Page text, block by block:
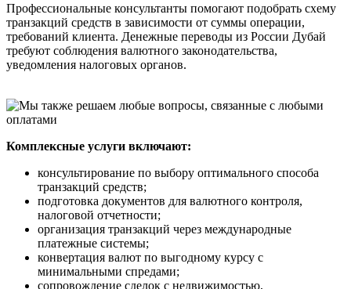
Профессиональные консультанты помогают подобрать схему
транзакций средств в зависимости от суммы операции,
требований клиента. Денежные переводы из России Дубай
требуют соблюдения валютного законодательства,
уведомления налоговых органов.
Комплексные услуги включают:
консультирование по выбору оптимального способа
транзакций средств;
подготовка документов для валютного контроля,
налоговой отчетности;
организация транзакций через международные
платежные системы;
конвертация валют по выгодному курсу с
минимальными спредами;
сопровождение сделок с недвижимостью,